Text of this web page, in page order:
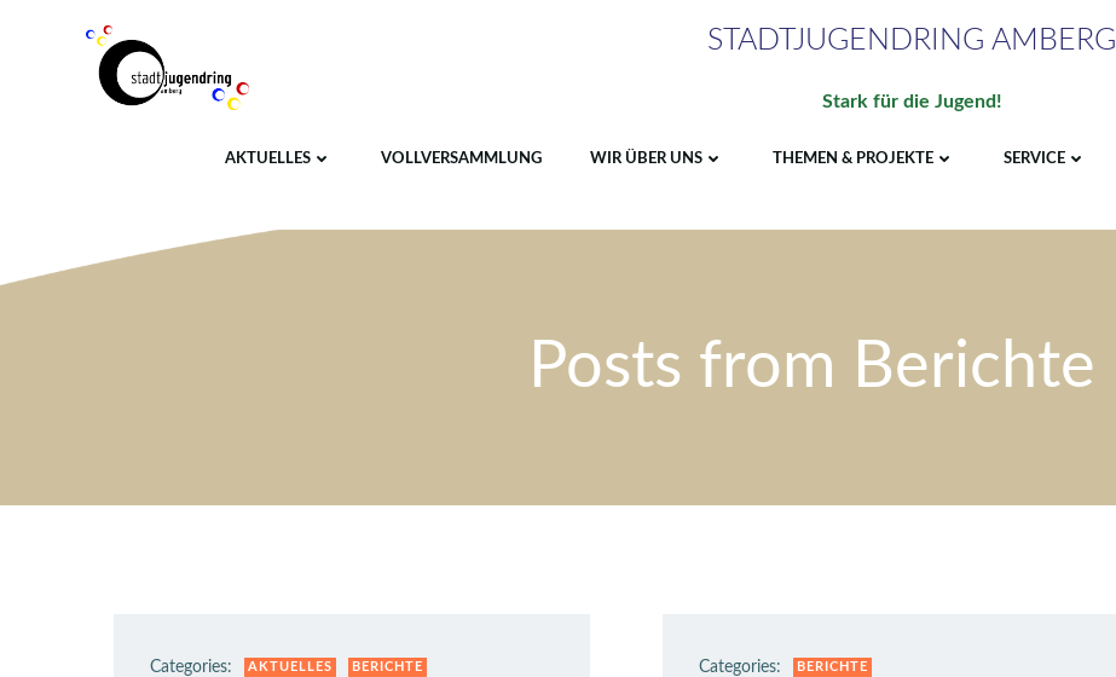
STADTJUGENDRING AMBERG
Stark für die Jugend!
AKTUELLES VOLLVERSAMMLUNG WIR ÜBER UNS THEMEN & PROJEKTE SERVICE
Posts from Berichte
Categories: AKTUELLES BERICHTE Categories: BERICHTE